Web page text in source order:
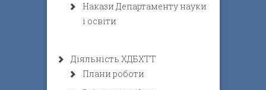
Накази Департаменту науки
і освіти
Діяльність ХДБХТТ
Плани роботи